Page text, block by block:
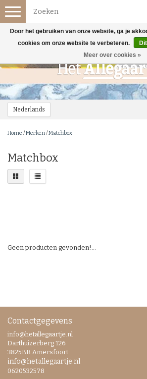
Nederlands
Toggle
navigation
Home /Merken/Matchbox
Matchbox
Geen producten gevonden!...
Contactgegevens
info@hetallegaartje.nl
Darthuizerberg 126
3825BR Amersfoort
info@hetallegaartje.nl
0620532578
Door het gebruiken van onze website, ga je
cookies om onze website te verbeteren.
Meer over cookies »